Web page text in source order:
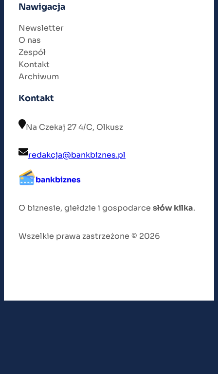
Nawigacja
Newsletter
O nas
Zespół
Kontakt
Archiwum
Kontakt
Na Czekaj 27 4/C, Olkusz
redakcja@bankbiznes.pl
bankbiznes
O biznesie, giełdzie i gospodarce słów kilka.
Wszelkie prawa zastrzeżone © 2026